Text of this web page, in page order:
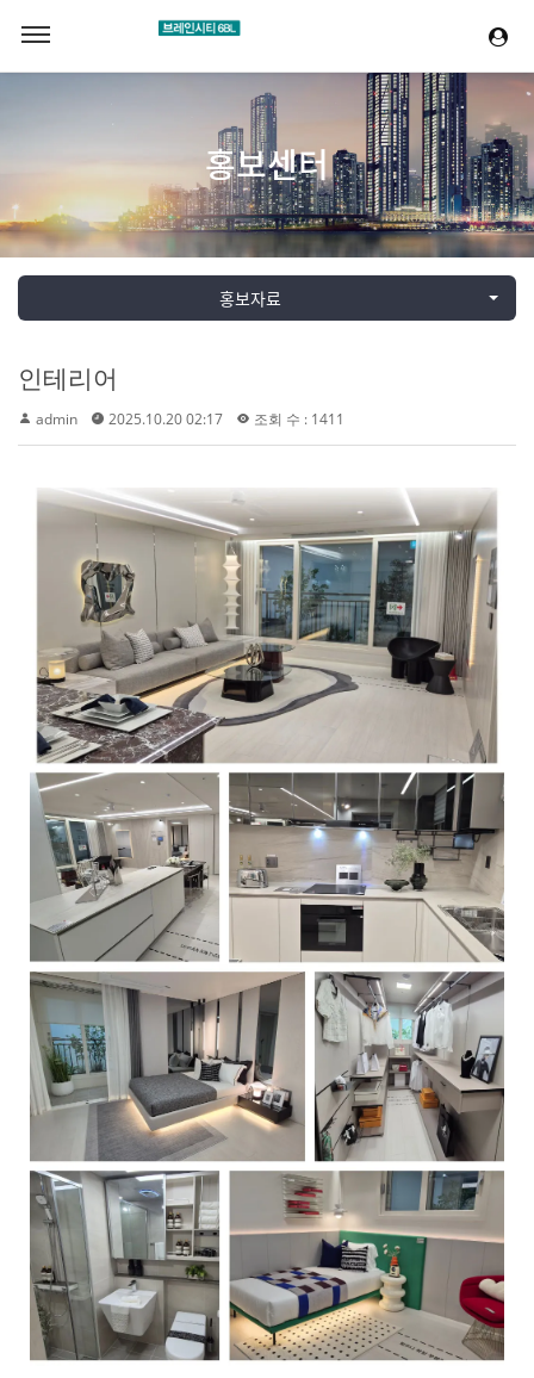
홍보센터
홍보자료
인테리어
admin 2025.10.20 02:17 조회 수 : 1411